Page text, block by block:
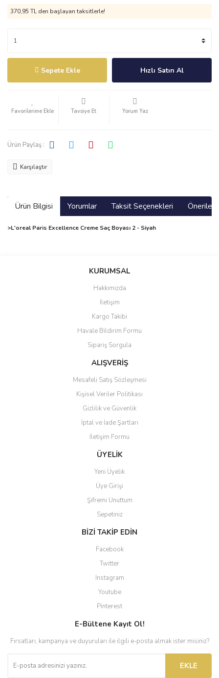
370,95 TL den başlayan taksitlerle!
Sepete Ekle Hızlı Satın Al
Tavsiye Et Yorum Yaz
Ürün Paylaş :
Karşılaştır
Ürün Bilgisi Yorumlar Taksit Seçenekleri
>L'oreal Paris Excellence Creme Saç Boyası 2 - Siyah
Bu ürüne ilk yorumu siz yapın!
Yorum Yaz
Ürün resmi kalitesiz, bozuk veya görüntülenemiyor.
Ürün açıklamasında eksik bilgiler bulunuyor.
Ürün bilgilerinde hatalar bulunuyor.
Ürün fiyatı diğer sitelerden daha pahalı.
Bu ürüne benzer farklı alternatifler olmalı.
Gönder
KURUMSAL
Hakkımızda
İletişim
Kargo Takibi
Havale Bildirim Formu
Sipariş Sorgula
ALIŞVERİŞ
Mesafeli Satış Sözleşmesi
Kişisel Veriler Politikası
Gizlilik ve Güvenlik
İptal ve İade Şartları
İletişim Formu
ÜYELİK
Yeni Üyelik
Üye Girişi
Şifremi Unuttum
Sepetiniz
BİZİ TAKİP EDİN
Facebook
Twitter
Instagram
Youtube
Pinterest
E-Bültene Kayıt Ol!
Fırsatları, kampanya ve duyuruları ile ilgili e-posta almak ister misiniz?
EKLE